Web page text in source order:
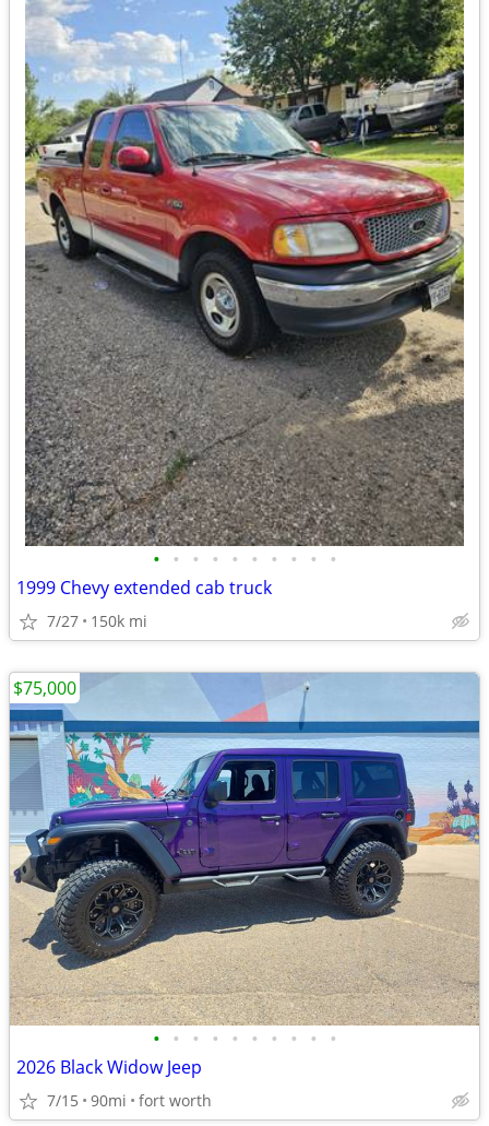
• • • • • • • • • •
1999 Chevy extended cab truck
7/27 150k mi
• • • • • • • • • •
2026 Black Widow Jeep
7/15 90mi fort worth
$75,000